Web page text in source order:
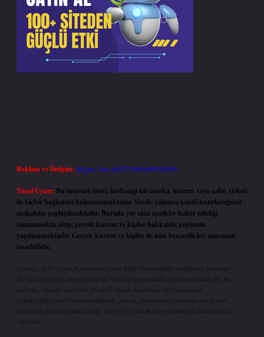
Reklam ve İletişim: Skype: live:.cid.575569c608265c69
Yasal Uyarı: Bu internet sitesi, herhangi bir marka, kurum veya şahıs şirketi
ile hiçbir bağlantısı bulunmamaktadır. Sitede yalnızca kendi hazırladığımız
makaleler paylaşılmaktadır. Burada yer alan içerikler haber niteliği
taşımamakta olup, gerçek kurum ve kişiler hakkında paylaşım
yapılmamaktadır. Gerçek kurum ve kişiler ile isim benzerlikleri tamamen
tesadüfidir.
Sitemiz, 5651 Sayılı Kanun gereğince Bilgi Teknolojileri ve İletişim Kurumu
(BTK) tarafından onaylanmış bir Yer Sağlayıcı olarak hizmet vermektedir. Bu
nedenle, sitedeki içerikleri proaktif olarak denetleme veya araştırma
yükümlülüğümüz bulunmamaktadır. Ancak, üyelerimiz yazdıkları içeriklerin
sorumluluğunu taşımakta olup, siteye üye olarak bu sorumluluğu kabul etmiş
sayılırlar.